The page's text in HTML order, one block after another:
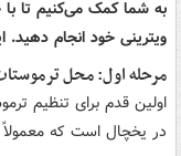
به شما کمک می‌کنیم تا با
ویترینی خود انجام
مرحله اول: محل
اولین قدم برای تنظیم
در یخچال است که